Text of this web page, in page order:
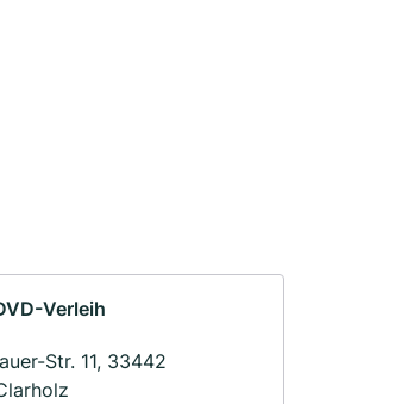
Verleih
Str. 11, 33442